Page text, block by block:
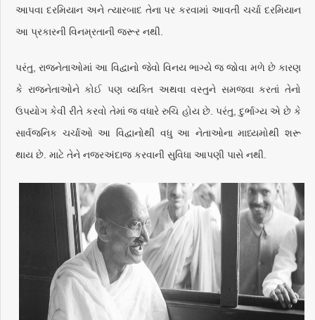
આપવા દરમિયાન અને ત્યારબાદ તેના પર કરવામાં આવતી ચર્ચા દરમિયાન
આ પ્રકારની વિનમ્રતાની જરૂર નથી.
પરંતુ, રાજનેતાઓમાં આ વિદ્વાનો જેવો વિનય ભાગ્યે જ જોવા મળે છે કારણ
કે રાજનેતાઓને કોઈ પણ વ્યક્તિ અથવા વસ્તુને સમજવા કરતાં તેનો
ઉપયોગ કેવી રીતે કરવો તેમાં જ વધારે રુચિ હોય છે. પરંતુ, દુર્ભાગ્ય એ છે કે
સાર્વજનિક ચર્ચાઓ આ વિદ્વાનોથી વધુ આ નેતાઓના માધ્યમોથી શરૂ
થાય છે. માટે તેને નજરઅંદાજ કરવાની સુવિધા આપણી પાસે નથી.